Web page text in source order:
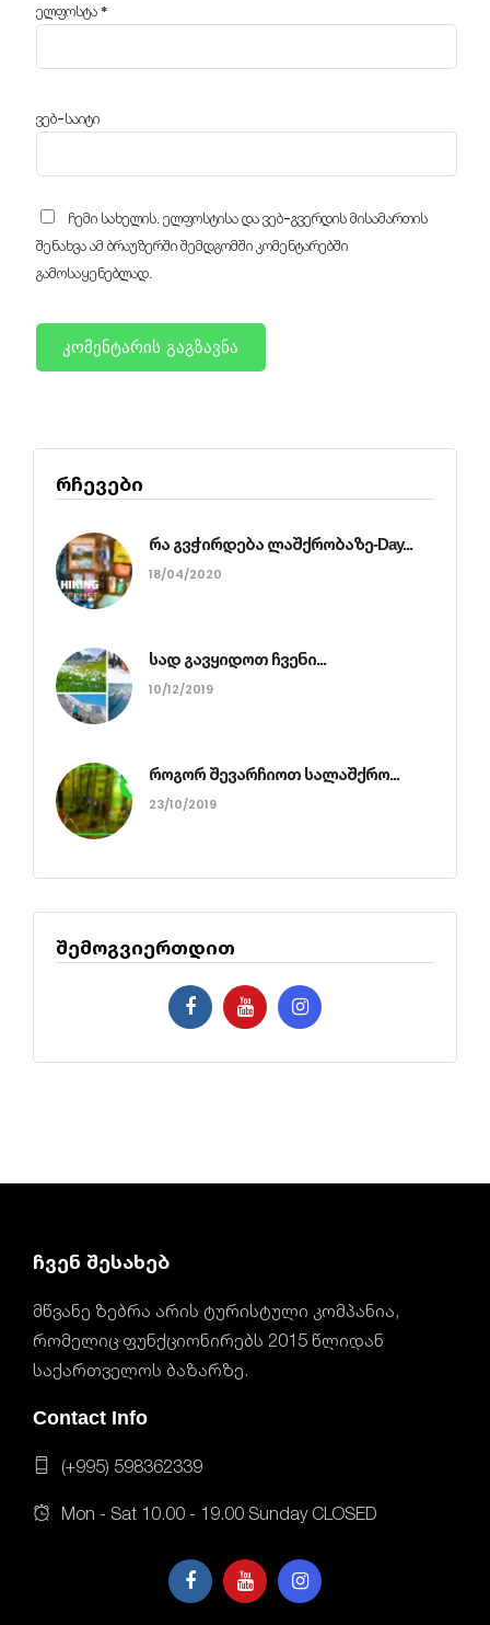
ელფოსტა *
ვებ-საიტი
ჩემი სახელის. ელფოსტისა და ვებ-გვერდის მისამართის
შენახვა ამ ბრაუზერში შემდგომში კომენტარებში
გამოსაყენებლად.
რჩევები
რა გვჭირდება ლაშქრობაზე-Day...
18/04/2020
სად გავყიდოთ ჩვენი...
10/12/2019
როგორ შევარჩიოთ სალაშქრო...
23/10/2019
შემოგვიერთდით
ჩვენ შესახებ
მწვანე ზებრა არის ტურისტული კომპანია,
რომელიც ფუნქციონირებს 2015 წლიდან
საქართველოს ბაზარზე.
Contact Info
(+995) 598362339
Mon - Sat 10.00 - 19.00 Sunday CLOSED